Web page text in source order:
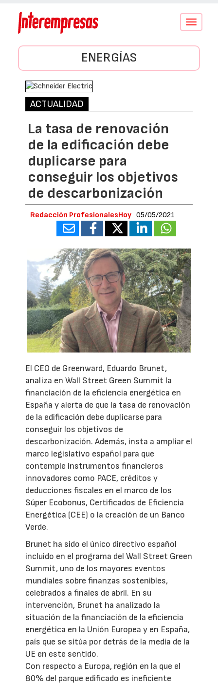
Conmutar
ENERGÍAS
ACTUALIDAD
La tasa de renovación
de la edificación debe
duplicarse para
conseguir los objetivos
de descarbonización
Redacción ProfesionalesHoy 05/05/2021
El CEO de Greenward, Eduardo Brunet,
analiza en Wall Street Green Summit la
financiación de la eficiencia energética en
España y alerta de que la tasa de renovación
de la edificación debe duplicarse para
conseguir los objetivos de
descarbonización. Además, insta a ampliar el
marco legislativo español para que
contemple instrumentos financieros
innovadores como PACE, créditos y
deducciones fiscales en el marco de los
Súper Ecobonus, Certificados de Eficiencia
Energética (CEE) o la creación de un Banco
Verde.
Brunet ha sido el único directivo español
incluido en el programa del Wall Street Green
Summit, uno de los mayores eventos
mundiales sobre finanzas sostenibles,
celebrados a finales de abril. En su
intervención, Brunet ha analizado la
situación de la financiación de la eficiencia
energética en la Unión Europea y en España,
país que se sitúa por detrás de la media de la
UE en este sentido.
Con respecto a Europa, región en la que el
80% del parque edificado es ineficiente